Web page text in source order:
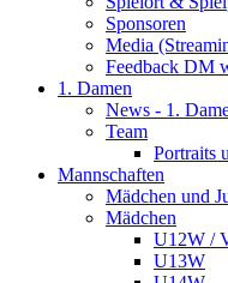
Sponsoren
Media
Feedback DM
1. Damen
News - 1.
Team
Portraits
Mannschaften
Mädchen und
Mädchen
U12W /
U13W